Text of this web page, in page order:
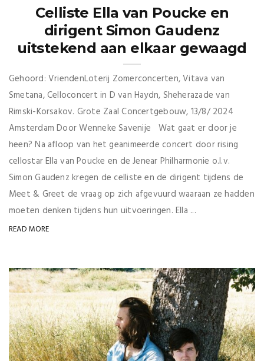
Celliste Ella van Poucke en
dirigent Simon Gaudenz
uitstekend aan elkaar gewaagd
Gehoord: VriendenLoterij Zomerconcerten, Vitava van
Smetana, Celloconcert in D van Haydn, Sheherazade van
Rimski-Korsakov. Grote Zaal Concertgebouw, 13/8/ 2024
Amsterdam Door Wenneke Savenije Wat gaat er door je
heen? Na afloop van het geanimeerde concert door rising
cellostar Ella van Poucke en de Jenear Philharmonie o.l.v.
Simon Gaudenz kregen de celliste en de dirigent tijdens de
Meet & Greet de vraag op zich afgevuurd waaraan ze hadden
moeten denken tijdens hun uitvoeringen. Ella ...
READ MORE